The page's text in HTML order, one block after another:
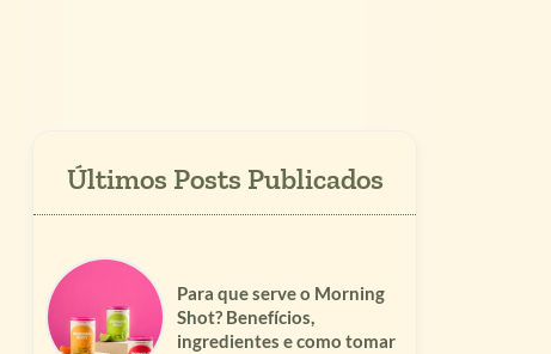
Para que serve o Morning
Shot? Benefícios,
ingredientes e como tomar